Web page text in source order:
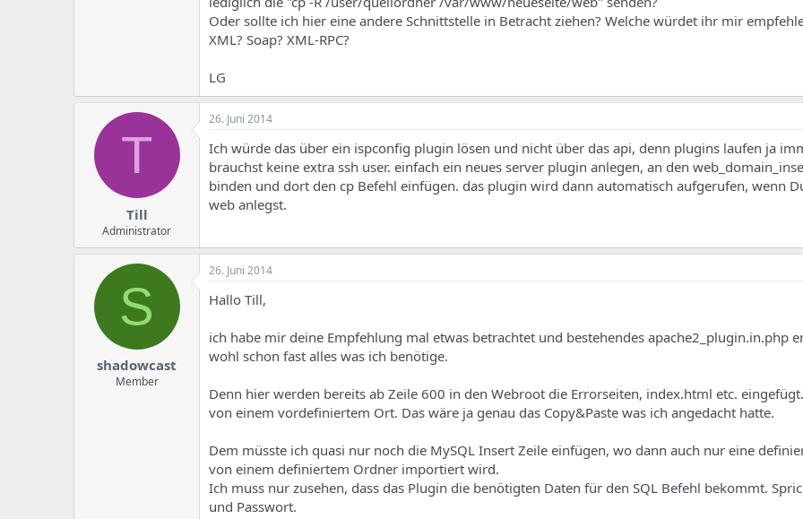
Oder sollte ich hier eine andere Schnittstelle in Betracht ziehen? Welche würdet ihr mir
XML? Soap? XML-RPC?
LG
T
Till
Administrator
26. Juni 2014
Ich würde das über ein ispconfig plugin lösen und nicht über das api, denn plugins laufen ja
brauchst keine extra ssh user. einfach ein neues server plugin anlegen, an den
binden und dort den cp Befehl einfügen. das plugin wird dann automatisch aufgerufen, wenn
web anlegst.
S
shadowcast
Member
26. Juni 2014
Hallo Till,
ich habe mir deine Empfehlung mal etwas betrachtet und bestehendes apache2_plugin.in.php
wohl schon fast alles was ich benötige.
Denn hier werden bereits ab Zeile 600 in den Webroot die Errorseiten, index.html etc.
von einem vordefiniertem Ort. Das wäre ja genau das Copy&Paste was ich angedacht hatte.
Dem müsste ich quasi nur noch die MySQL Insert Zeile einfügen, wo dann auch nur eine
von einem definiertem Ordner importiert wird.
Ich muss nur zusehen, dass das Plugin die benötigten Daten für den SQL Befehl bekommt.
und Passwort.